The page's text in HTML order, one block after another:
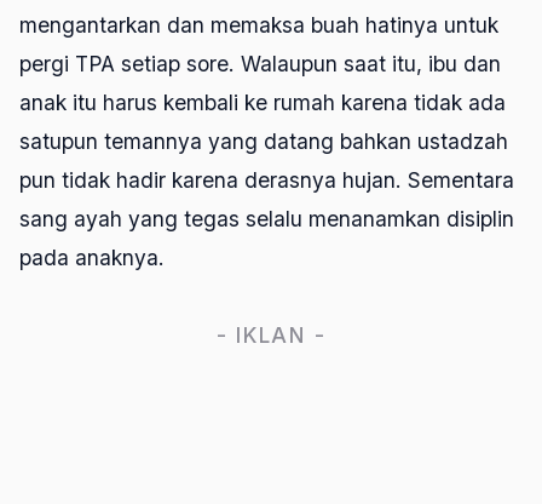
mengantarkan dan memaksa buah hatinya untuk
pergi TPA setiap sore. Walaupun saat itu, ibu dan
anak itu harus kembali ke rumah karena tidak ada
satupun temannya yang datang bahkan ustadzah
pun tidak hadir karena derasnya hujan. Sementara
sang ayah yang tegas selalu menanamkan disiplin
pada anaknya.
- IKLAN -